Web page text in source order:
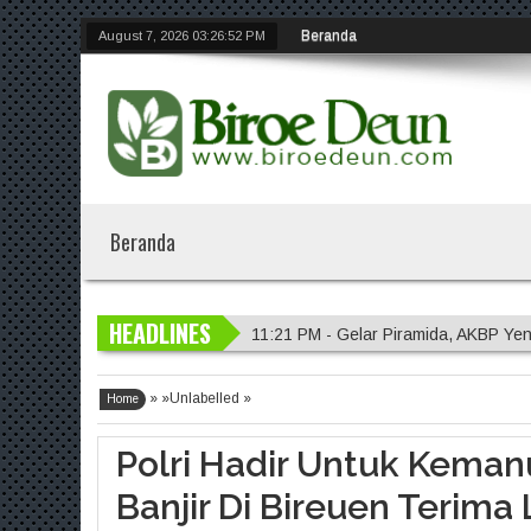
August 7, 2026 03:26:52 PM Beranda
Beranda
HEADLINES
11:21 PM - Gelar Piramida, AKBP
11:18 PM - Polres Probolinggo
7:14 PM - Polisi Sambangi Lahan
11:23 PM - Kapolres Gresik
Home » »Unlabelled »
Polri Hadir Untuk
Banjir Di Bireuen Terima